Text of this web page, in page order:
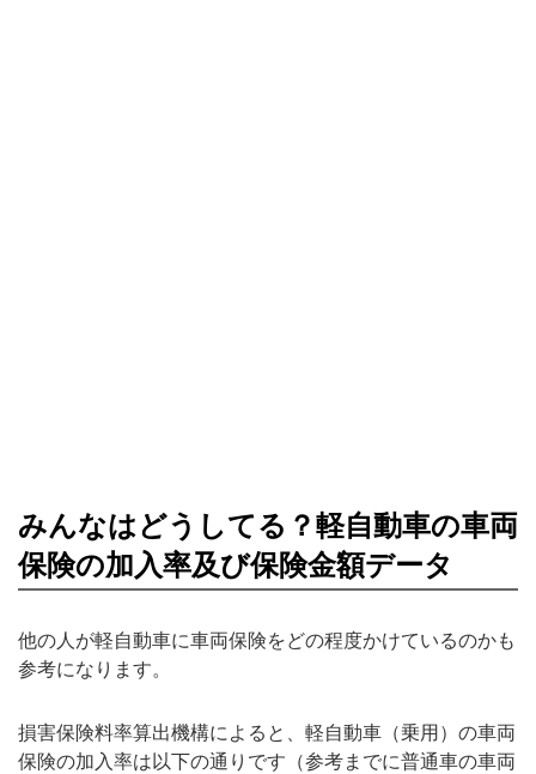
みんなはどうしてる？軽自動車の車両
保険の加入率及び保険金額データ
他の人が軽自動車に車両保険をどの程度かけているのかも
参考になります。
損害保険料率算出機構によると、軽自動車（乗用）の車両
保険の加入率は以下の通りです（参考までに普通車の車両